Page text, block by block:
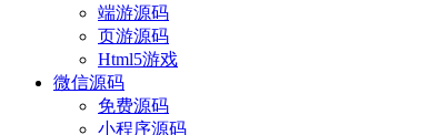
端游源码
页游源码
Html5游戏
微信源码
免费源码
小程序源码